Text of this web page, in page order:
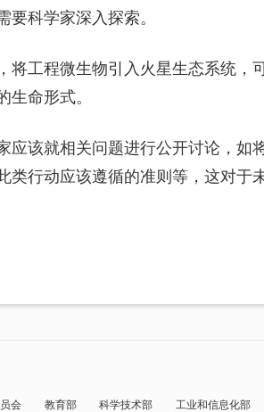
要科学家深入探索。
将工程微生物引入火星生态系统，
生命形式。
应该就相关问题进行公开讨论，如
类行动应该遵循的准则等，这对于
会 教育部 科学技术部 工业和信息化部